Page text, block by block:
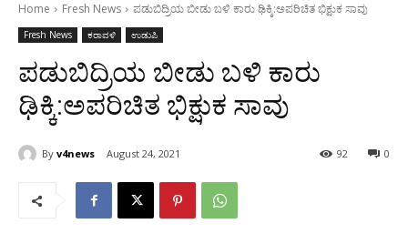
Home Fresh News ಪಡುಬಿದ್ರಿಯ ಬೀಡು ಬಳಿ ಕಾರು ಢಿಕ್ಕಿ:ಅಪರಿಚಿತ ಭಿಕ್ಷುಕ ಸಾವು
Fresh News ಕರಾವಳಿ ಉಡುಪಿ
ಪಡುಬಿದ್ರಿಯ ಬೀಡು ಬಳಿ ಕಾರು
ಢಿಕ್ಕಿ:ಅಪರಿಚಿತ ಭಿಕ್ಷುಕ ಸಾವು
By v4news August 24, 2021 0
92